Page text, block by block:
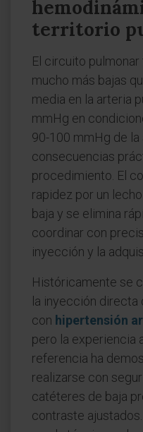
territorio
El circuito
mucho más bajas
media en la arteria
mmHg en
90-100 mmHg de la
consecuencias
procedimiento. El
rapidez por un
baja y se elimina
coordinar con
inyección y la
Históricamente se
la inyección
con hipertensión
pero la experiencia
referencia ha
realizarse con
catéteres de baja
contraste